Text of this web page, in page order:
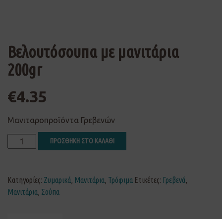
Βελουτόσουπα με μανιτάρια
200gr
€4.35
Μανιταροπροϊόντα Γρεβενών
ΠΡΟΣΘΗΚΗ ΣΤΟ ΚΑΛΑΘΙ
Κατηγορίες: Ζυμαρικά, Μανιτάρια, Τρόφιμα Ετικέτες: Γρεβενά,
Μανιτάρια, Σούπα